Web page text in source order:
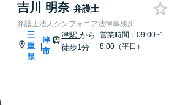
吉川 明奈 弁護士
弁護士法人シンフォニア法律事務所
三
重
県
|
津
市
津駅から
徒歩1分
営業時間：09:00~1
8:00（平日）